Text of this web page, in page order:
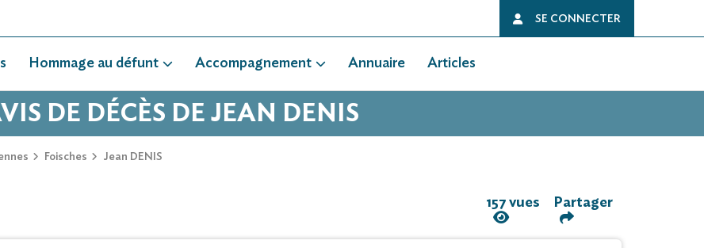
SE CONNECTER
Hommage au défunt Accompagnement Annuaire Articles
DE DÉCÈS DE JEAN DENIS
Foisches Jean DENIS
157 vues Partager